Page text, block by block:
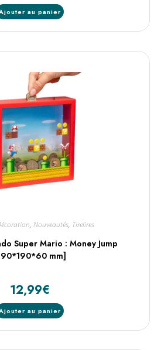
au panier
, Nouveautés, Tirelires
Super Mario : Money Jump
mm]
12,99€
au panier